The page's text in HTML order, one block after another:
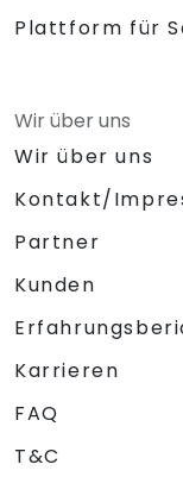
Plattform für
Wir über uns
Wir über uns
Kontakt/
Partner
Kunden
Karrieren
FAQ
T&C